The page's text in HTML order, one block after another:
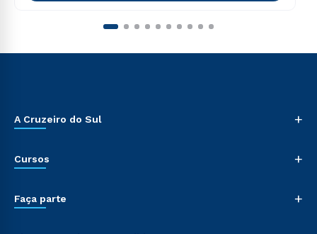
A Cruzeiro do Sul +
Cursos +
Faça parte +